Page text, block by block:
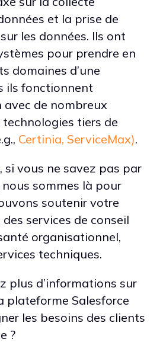
et la prise de
les données. Ils ont
pour prendre en
domaines d’une
ils fonctionnent
de nombreux
tiers de
Certinia, ServiceMax).
si vous ne savez pas par
sommes là pour
soutenir votre
services de conseil
organisationnel,
techniques.
plus d’informations sur
plateforme Salesforce
les besoins des clients
?